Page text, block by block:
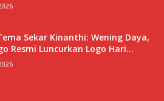
Sekar Kinanthi: Wening Daya,
Resmi Luncurkan Logo Hari...